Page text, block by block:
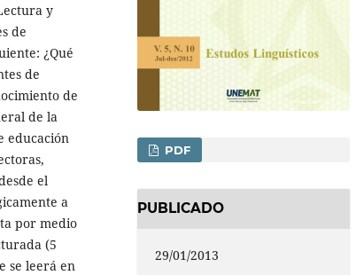
y
de
¿Qué
de
de
de la
educación
el
a
por medio
(5
se leerá en
PDF
PUBLICADO
29/01/2013